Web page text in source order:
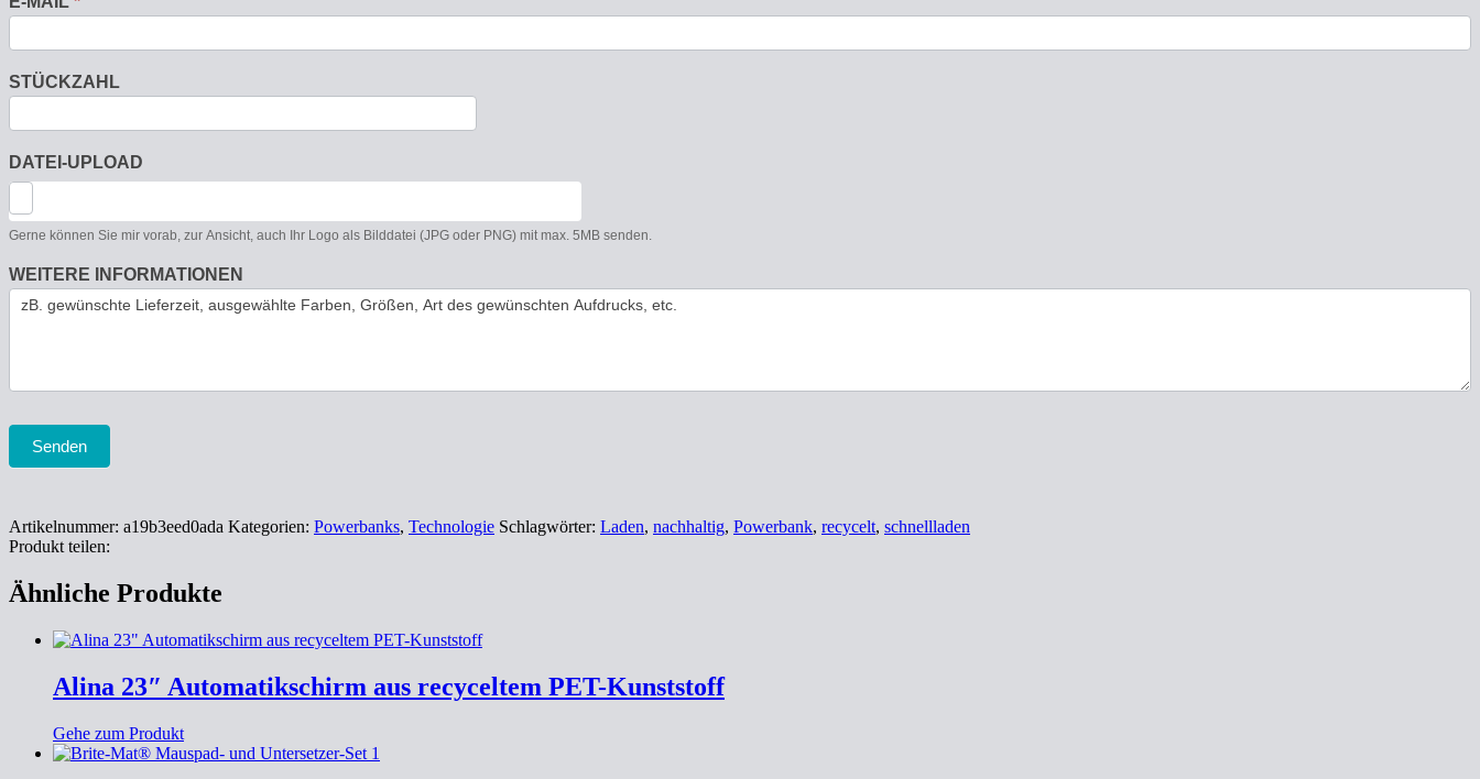
STÜCKZAHL
DATEI-UPLOAD
Gerne können Sie mir vorab, zur Ansicht, auch Ihr Logo als Bilddatei (JPG oder PNG) mit max. 5MB senden.
WEITERE INFORMATIONEN
Senden
Artikelnummer: a19b3eed0ada Kategorien: Powerbanks, Technologie Schlagwörter: Laden, nachhaltig, Powerbank, recycelt, schnellladen
Produkt teilen:
Ähnliche Produkte
Alina 23″ Automatikschirm aus recyceltem PET-Kunststoff
Gehe zum Produkt